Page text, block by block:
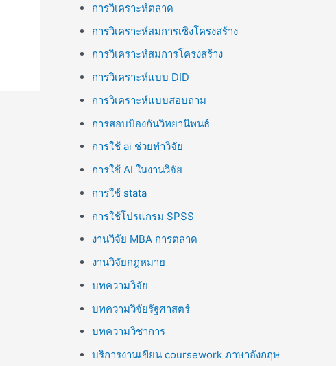
การวิเคราะห์ตลาด
การวิเคราะห์สมการเชิงโครงสร้าง
การวิเคราะห์สมการโครงสร้าง
การวิเคราะห์แบบ DID
การวิเคราะห์แบบสอบถาม
การสอบป้องกันวิทยานิพนธ์
การใช้ ai ช่วยทำวิจัย
การใช้ AI ในงานวิจัย
การใช้ stata
การใช้โปรแกรม SPSS
งานวิจัย MBA การตลาด
งานวิจัยกฎหมาย
บทความวิจัย
บทความวิจัยรัฐศาสตร์
บทความวิชาการ
บริการงานเขียน coursework ภาษาอังกฤษ